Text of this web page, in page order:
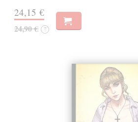
24,15 €
24,90 € ?